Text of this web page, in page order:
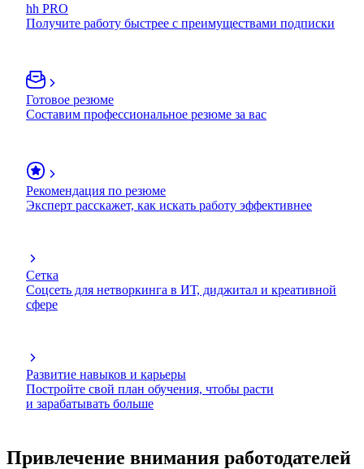
hh PRO
Получите работу быстрее с преимуществами подписки
Готовое резюме
Составим профессиональное резюме за вас
Рекомендация по резюме
Эксперт расскажет, как искать работу эффективнее
Сетка
Соцсеть для нетворкинга в ИТ, диджитал и креативной
сфере
Развитие навыков и карьеры
Постройте свой план обучения, чтобы расти
и зарабатывать больше
Привлечение внимания работодателей